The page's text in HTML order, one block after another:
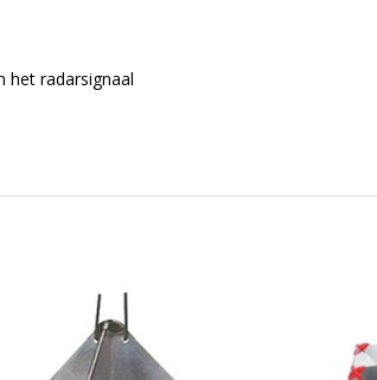
het radarsignaal